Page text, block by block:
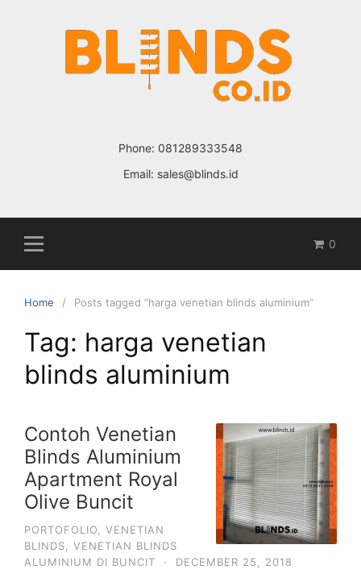
Phone: 081289333548
Email: sales@blinds.id
0
Home Posts tagged “harga venetian blinds aluminium”
Tag: harga venetian
blinds aluminium
Contoh Venetian
Blinds Aluminium
Apartment Royal
Olive Buncit
PORTOFOLIO
VENETIAN
BLINDS
VENETIAN BLINDS
ALUMINIUM DI BUNCIT
· DECEMBER 25, 2018